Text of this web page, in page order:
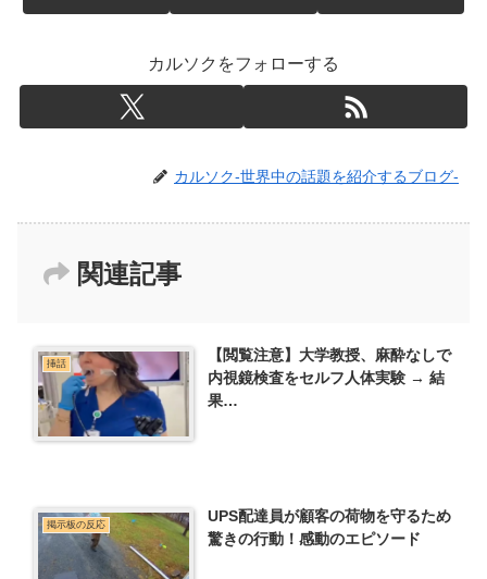
カルソクをフォローする
カルソク-世界中の話題を紹介するブログ-
関連記事
挿話
【閲覧注意】大学教授、麻酔なしで
内視鏡検査をセルフ人体実験 → 結
果…
掲示板の反応
UPS配達員が顧客の荷物を守るため
驚きの行動！感動のエピソード